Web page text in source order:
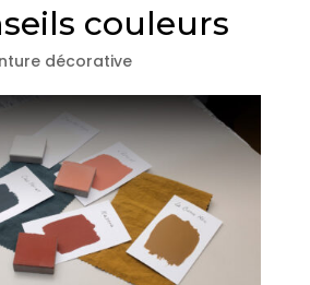
couleurs
décorative